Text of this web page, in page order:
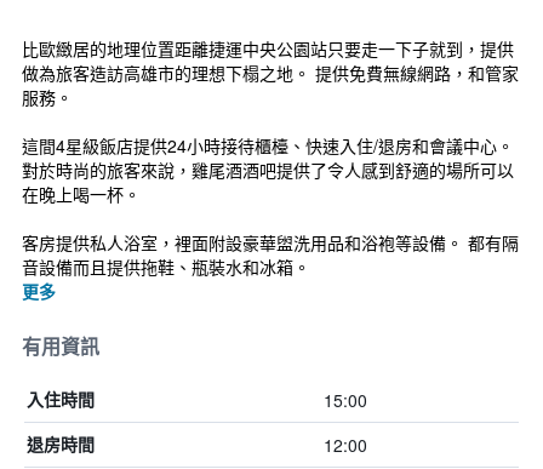
比歐緻居的地理位置距離捷運中央公園站只要走一下子就到，提供
做為旅客造訪高雄市的理想下榻之地。 提供免費無線網路，和管家
服務。
這間4星級飯店提供24小時接待櫃檯、快速入住/退房和會議中心。
對於時尚的旅客來說，雞尾酒酒吧提供了令人感到舒適的場所可以
在晚上喝一杯。
客房提供私人浴室，裡面附設豪華盥洗用品和浴袍等設備。 都有隔
音設備而且提供拖鞋、瓶裝水和冰箱。
更多
有用資訊
入住時間 15:00
退房時間 12:00